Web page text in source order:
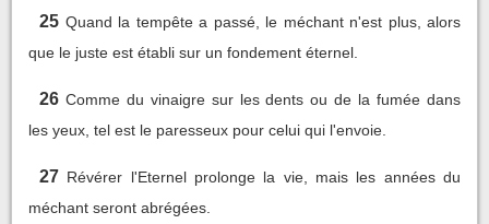
25 Quand la tempête a passé, le méchant n'est plus, alors
que le juste est établi sur un fondement éternel.
26 Comme du vinaigre sur les dents ou de la fumée dans
les yeux, tel est le paresseux pour celui qui l'envoie.
27 Révérer l'Eternel prolonge la vie, mais les années du
méchant seront abrégées.